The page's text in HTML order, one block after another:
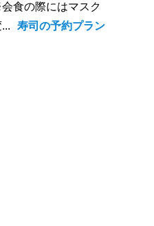
食の際にはマスク
寿司の予約プラン